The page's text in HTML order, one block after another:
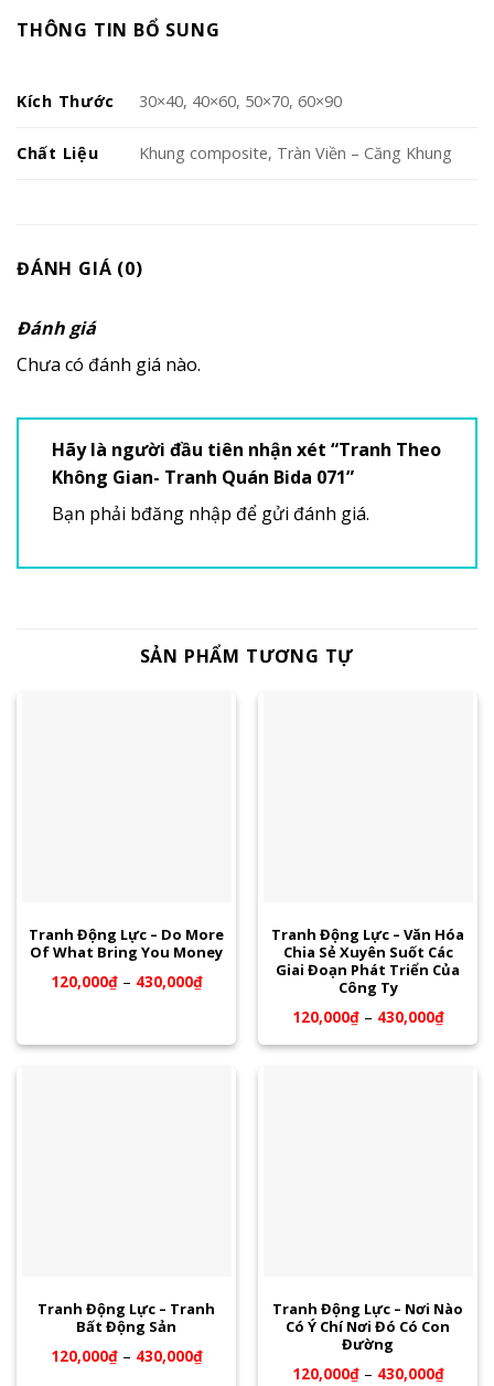
THÔNG TIN BỔ SUNG
Kích Thước 30×40, 40×60, 50×70, 60×90
Chất Liệu Khung composite, Tràn Viền – Căng Khung
ĐÁNH GIÁ (0)
Đánh giá
Chưa có đánh giá nào.
Hãy là người đầu tiên nhận xét “Tranh Theo
Không Gian- Tranh Quán Bida 071”
Bạn phải bđăng nhập để gửi đánh giá.
SẢN PHẨM TƯƠNG TỰ
Tranh Động Lực – Do More
Of What Bring You Money
120,000₫– 430,000₫
Tranh Động Lực – Văn Hóa
Chia Sẻ Xuyên Suốt Các
Giai Đoạn Phát Triển Của
Công Ty
120,000₫– 430,000₫
Tranh Động Lực – Tranh
Bất Động Sản
120,000₫– 430,000₫
Tranh Động Lực – Nơi Nào
Có Ý Chí Nơi Đó Có Con
Đường
120,000₫– 430,000₫